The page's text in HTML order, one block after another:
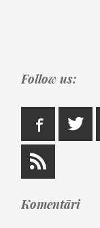
Follow us:
Komentāri